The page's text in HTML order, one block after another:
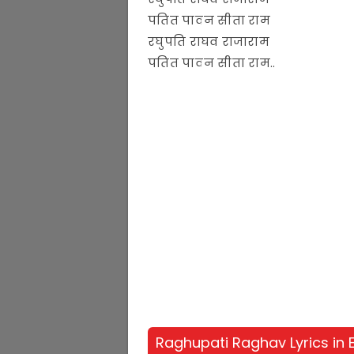
पतित पावन सीता राम
रघुपति राघव राजाराम
पतित पावन सीता राम..
Raghupati Raghav Lyrics in